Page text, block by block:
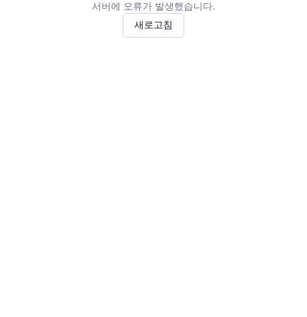
서버에 오류가 발생했습니다.
새로고침